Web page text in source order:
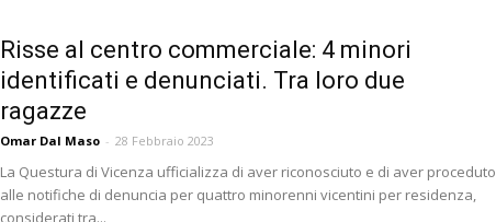
Risse al centro commerciale: 4 minori
identificati e denunciati. Tra loro due
ragazze
Omar Dal Maso - 28 Febbraio 2023
La Questura di Vicenza ufficializza di aver riconosciuto e di aver proceduto
alle notifiche di denuncia per quattro minorenni vicentini per residenza,
considerati tra...